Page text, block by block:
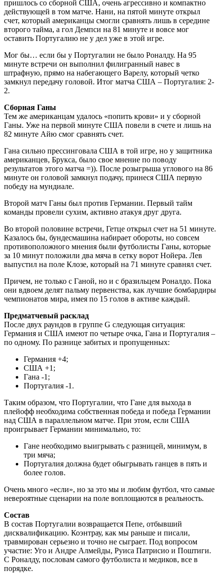
пришлось со сборной США, очень агрессивно и компактно
действующей в том матче. Нани, на пятой минуте открыл
счет, который американцы смогли сравнять лишь в середине
второго тайма, а гол Демпси на 81 минуте и вовсе мог
оставить Португалию не у дел уже в этой игре.
Мог бы… если бы у Португалии не было Роналду. На 95
минуте встречи он выполнил филигранный навес в
штрафную, прямо на набегающего Варелу, который четко
замкнул передачу головой. Итог матча США – Португалия: 2-
2.
Сборная Ганы
Тем же американцам удалось «попить крови» и у сборной
Ганы. Уже на первой минуте США повели в счете и лишь на
82 минуте Айю смог сравнять счет.
Гана сильно прессинговала США в той игре, но у защитника
американцев, Брукса, было свое мнение по поводу
результатов этого матча =)). После розыгрыша углового на 86
минуте он головой замкнул подачу, принеся США первую
победу на мундиале.
Второй матч Ганы был против Германии. Первый тайм
команды провели сухим, активно атакуя друг друга.
Во второй половине встречи, Гетце открыл счет на 51 минуте.
Казалось бы, бундесмашина набирает обороты, но совсем
противоположного мнения были футболисты Ганы, которые
за 10 минут положили два мяча в сетку ворот Нойера. Лев
выпустил на поле Клозе, который на 71 минуте сравнял счет.
Причем, не только с Ганой, но и с бразильцем Роналдо. Пока
они вдвоем делят пальму первенства, как лучшие бомбардиры
чемпионатов мира, имея по 15 голов в активе каждый.
Предматчевый расклад
После двух раундов в группе G следующая ситуация:
Германия и США имеют по четыре очка, Гана и Португалия –
по одному. По разнице забитых и пропущенных:
Германия +4;
США +1;
Гана -1;
Португалия -1.
Таким образом, что Португалии, что Гане для выхода в
плейофф необходима собственная победа и победа Германии
над США в параллельном матче. При этом, если США
проигрывает Германии минимально, то:
Гане необходимо выигрывать с разницей, минимум, в
три мяча;
Португалия должна будет обыгрывать ганцев в пять и
более голов.
Очень много «если», но за это мы и любим футбол, что самые
невероятные сценарии на поле воплощаются в реальность.
Состав
В состав Португалии возвращается Пепе, отбывший
дисквалификацию. Коэнтрау, как мы раньше и писали,
травмирован серьезно и точно не сыграет. Под вопросом
участие: Уго и Андре Алмейды, Руиса Патрисио и Поштиги.
С Роналду, пословам самого футболиста и медиков, все в
порядке.